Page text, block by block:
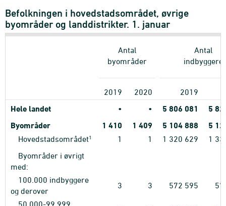
Befolkningen i hovedstadsområdet, øvrige
byområder og landdistrikter. 1. januar
Antal
byområder
Antal
indbyggere
2019 2020 2019
Hele landet • • 5 806 081 5
Byområder
1 410 1 409 5 104 888 5
Hovedstadsområdet1 1 1 1 320 629 1
Byområder i øvrigt
med:
100.000 indbyggere
og derover
3 3 572 595
50.000-99.999